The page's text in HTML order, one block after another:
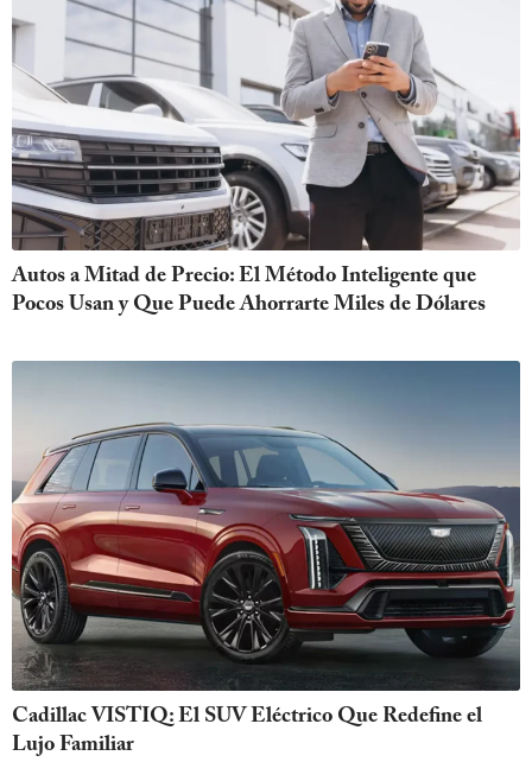
Autos a Mitad de Precio: El Método Inteligente que
Pocos Usan y Que Puede Ahorrarte Miles de Dólares
Cadillac VISTIQ: El SUV Eléctrico Que Redefine el
Lujo Familiar